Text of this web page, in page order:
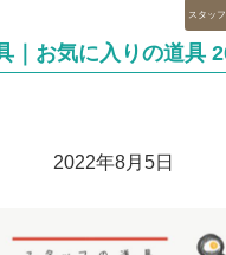
｜お気に入りの道具
2022年8月5日
カ
テ
ゴ
スタッ